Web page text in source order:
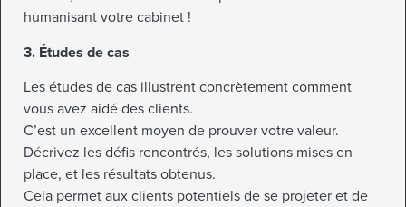
humanisant votre cabinet !
3. Études de cas
Les études de cas illustrent concrètement comment
vous avez aidé des clients.
C’est un excellent moyen de prouver votre valeur.
Décrivez les défis rencontrés, les solutions mises en
place, et les résultats obtenus.
Cela permet aux clients potentiels de se projeter et de